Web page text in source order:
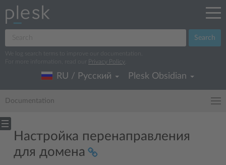
Search
We log search terms to improve our documentation.
For more information, read our
Privacy Policy
RU / Русский Plesk Obsidian
Documentation
Настройка перенаправления
для домена